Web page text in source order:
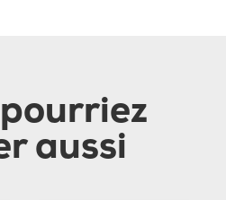
aussi